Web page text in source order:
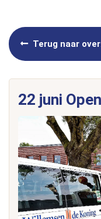
Terug naar
22 juni